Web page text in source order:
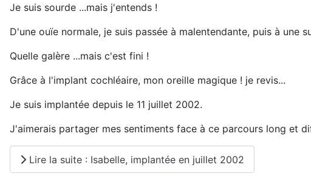
Je suis sourde ...mais j'entends !
D'une ouïe normale, je suis passée à malentendante, puis à
Quelle galère ...mais c'est fini !
Grâce à l'implant cochléaire, mon oreille magique ! je revis...
Je suis implantée depuis le 11 juillet 2002.
J'aimerais partager mes sentiments face à ce parcours long et
Lire la suite : Isabelle, implantée en juillet 2002